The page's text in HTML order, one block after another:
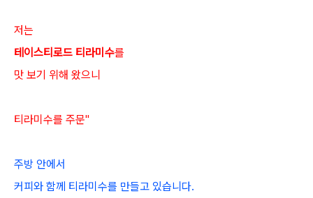
저는
테이스티로드 티라미수를
맛 보기 위해 왔으니
티라미수를 주문"
주방 안에서
커피와 함께 티라미수를 만들고 있습니다.